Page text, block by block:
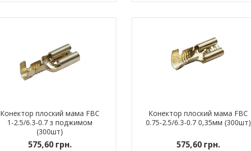
Конектор плоский мама FBC
1-2.5/6.3-0.7 з поджимом
(300шт)
575,60 грн.
Конектор плоский мама FBC
0.75-2.5/6.3-0.7 0,35мм (300шт)
575,60 грн.